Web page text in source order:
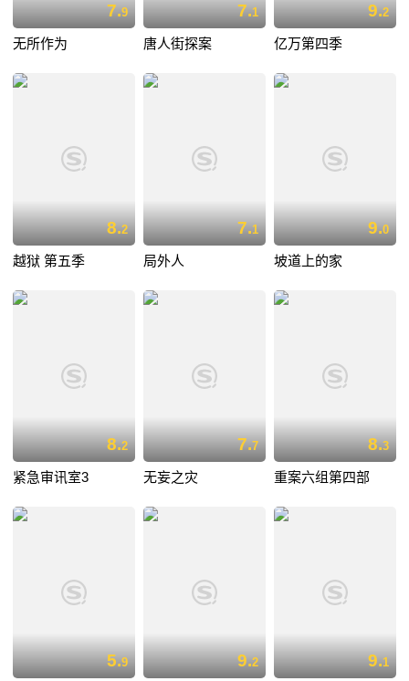
7.9
无所作为
7.1
唐人街探案
9.2
亿万第四季
8.2
越狱 第五季
7.1
局外人
9.0
坡道上的家
8.2
紧急审讯室3
7.7
无妄之灾
8.3
重案六组第四部
5.9 9.2 9.1